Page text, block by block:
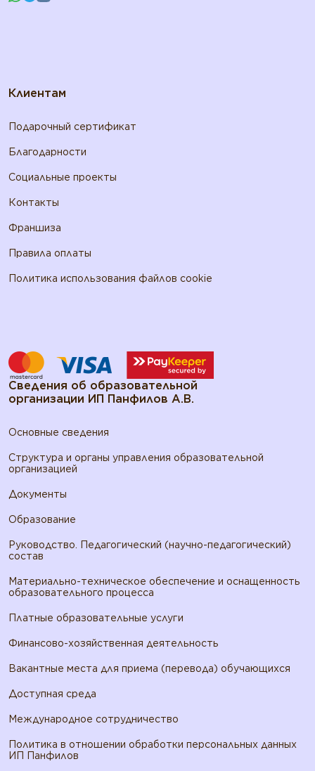
Клиентам
Подарочный сертификат
Благодарности
Социальные проекты
Контакты
Франшиза
Правила оплаты
Политика использования файлов cookie
Сведения об образовательной
организации ИП Панфилов А.В.
Основные сведения
Структура и органы управления образовательной
организацией
Документы
Образование
Руководство. Педагогический (научно-педагогический)
состав
Материально-техническое обеспечение и оснащенность
образовательного процесса
Платные образовательные услуги
Финансово-хозяйственная деятельность
Вакантные места для приема (перевода) обучающихся
Доступная среда
Международное сотрудничество
Политика в отношении обработки персональных данных
ИП Панфилов